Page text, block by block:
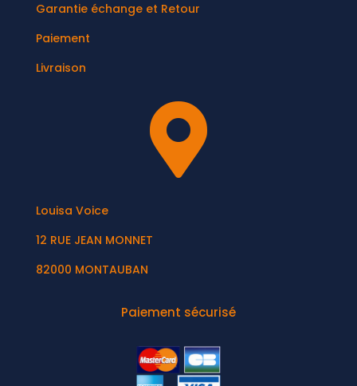
Garantie échange et Retour
Paiement
Livraison

Louisa Voice
12 RUE JEAN MONNET
82000 MONTAUBAN
Paiement sécurisé